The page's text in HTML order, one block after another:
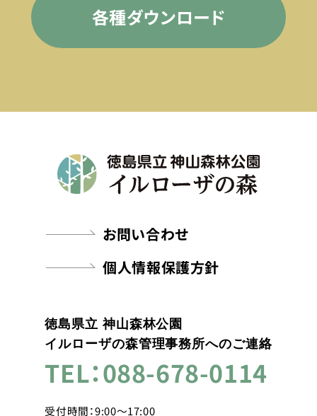
各種ダウンロード
お問い合わせ
個人情報保護方針
徳島県立 神山森林公園
イルローザの森管理事務所へのご連絡
TEL：088-678-0114
受付時間：9:00～17:00